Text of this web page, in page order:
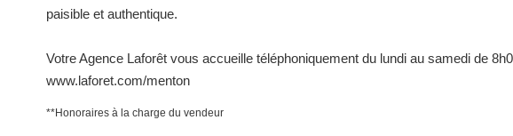
paisible et authentique.
Votre Agence Laforêt vous accueille téléphoniquement du lundi au samedi de
www.laforet.com/menton
**Honoraires à la charge du vendeur